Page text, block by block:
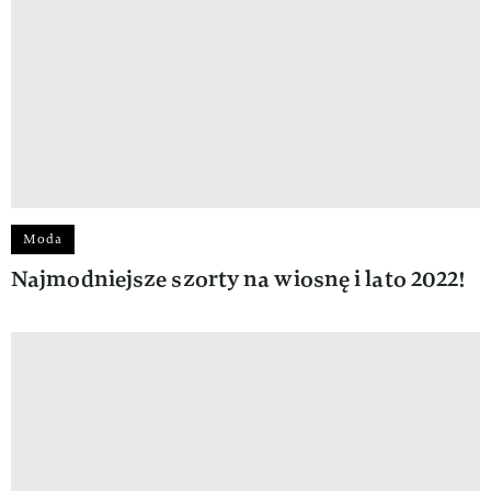
Moda
Najmodniejsze szorty na wiosnę i lato 2022!